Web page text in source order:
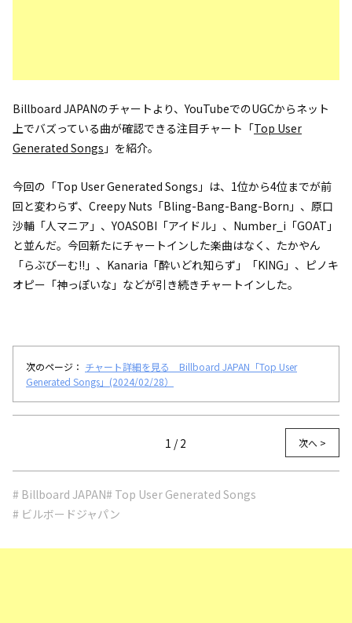
Billboard JAPANのチャートより、YouTubeでのUGCからネット
上でバズっている曲が確認できる注目チャート「Top User
Generated Songs 」を紹介。
今回の「Top User Generated Songs」は、1位から4位までが前
回と変わらず、Creepy Nuts「Bling-Bang-Bang-Born」、原口
沙輔「人マニア」、YOASOBI「アイドル」、Number_i「GOAT」
と並んだ。今回新たにチャートインした楽曲はなく、たかやん
「らぶびーむ!!」、Kanaria「酔いどれ知らず」「KING」、ピノキ
オピー「神っぽいな」などが引き続きチャートインした。
次のページ： チャート詳細を見る Billboard JAPAN「Top User
Generated Songs」(2024/02/28）
1 / 2 次へ >
# Billboard JAPAN# Top User Generated Songs
# ビルボードジャパン